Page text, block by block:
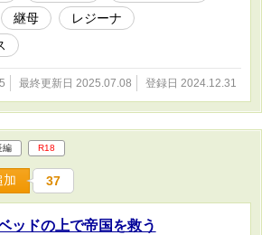
ンが転生令嬢だから。 そう、この世界は、彼女
が読んでいた異世界の物語の中なのだ。 私は出
るわけにはいかない。出戻った後の物語の結
を知っているからーー。 シャーレットはそう
決意し、嫁ぎ先のファーレンハイト家に居座る
とを決める。 そんなある日。 シャーレットは
の中で夫である公爵にそっくりな子どもと出
」と呼んだ。 ※完結しました！ ※挿絵・表紙
は生成AIさん（チャットGPT）を使用してい
す
継母
レジーナ
最終更新日 2025.07.08 登録日 2024.12.31
編 R18
加 37
ッドの上で帝国を救う